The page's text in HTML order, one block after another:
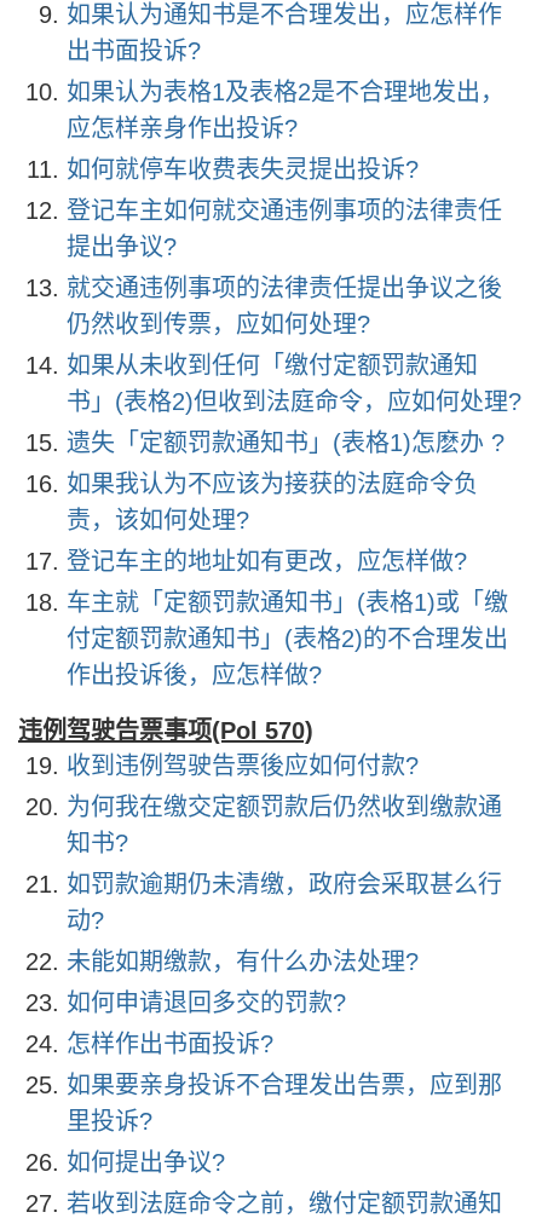
如果认为通知书是不合理发出，应怎样作
出书面投诉?
如果认为表格1及表格2是不合理地发出，
应怎样亲身作出投诉?
如何就停车收费表失灵提出投诉?
登记车主如何就交通违例事项的法律责任
提出争议?
就交通违例事项的法律责任提出争议之後
仍然收到传票，应如何处理?
如果从未收到任何「缴付定额罚款通知
书」(表格2)但收到法庭命令，应如何处理?
遗失「定额罚款通知书」(表格1)怎麽办 ?
如果我认为不应该为接获的法庭命令负
责，该如何处理?
登记车主的地址如有更改，应怎样做?
车主就「定额罚款通知书」(表格1)或「缴
付定额罚款通知书」(表格2)的不合理发出
作出投诉後，应怎样做?
违例驾驶告票事项(Pol 570)
收到违例驾驶告票後应如何付款?
为何我在缴交定额罚款后仍然收到缴款通
知书?
如罚款逾期仍未清缴，政府会采取甚么行
动?
未能如期缴款，有什么办法处理?
如何申请退回多交的罚款?
怎样作出书面投诉?
如果要亲身投诉不合理发出告票，应到那
里投诉?
如何提出争议?
若收到法庭命令之前，缴付定额罚款通知